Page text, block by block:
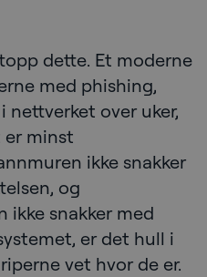
dette. Et moderne
med phishing,
nettverket over uker,
er minst
ikke snakker
og
ikke snakker med
er det hull i
vet hvor de er.